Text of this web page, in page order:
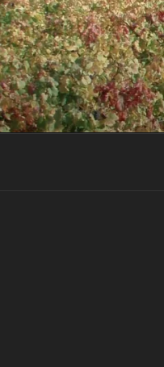
Aller
au
contenu
principal